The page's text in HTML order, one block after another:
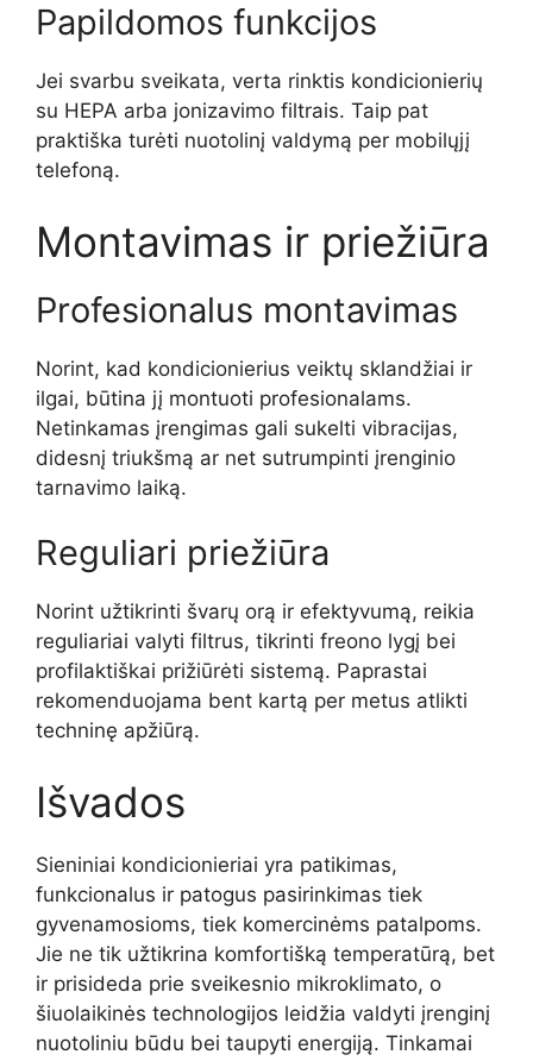
Papildomos funkcijos
Jei svarbu sveikata, verta rinktis kondicionierių
su HEPA arba jonizavimo filtrais. Taip pat
praktiška turėti nuotolinį valdymą per mobilųjį
telefoną.
Montavimas ir priežiūra
Profesionalus montavimas
Norint, kad kondicionierius veiktų sklandžiai ir
ilgai, būtina jį montuoti profesionalams.
Netinkamas įrengimas gali sukelti vibracijas,
didesnį triukšmą ar net sutrumpinti įrenginio
tarnavimo laiką.
Reguliari priežiūra
Norint užtikrinti švarų orą ir efektyvumą, reikia
reguliariai valyti filtrus, tikrinti freono lygį bei
profilaktiškai prižiūrėti sistemą. Paprastai
rekomenduojama bent kartą per metus atlikti
techninę apžiūrą.
Išvados
Sieniniai kondicionieriai yra patikimas,
funkcionalus ir patogus pasirinkimas tiek
gyvenamosioms, tiek komercinėms patalpoms.
Jie ne tik užtikrina komfortišką temperatūrą, bet
ir prisideda prie sveikesnio mikroklimato, o
šiuolaikinės technologijos leidžia valdyti įrenginį
nuotoliniu būdu bei taupyti energiją. Tinkamai